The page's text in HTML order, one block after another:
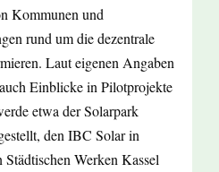
Kommunen und
rund um die dezentrale
Laut eigenen Angaben
Einblicke in Pilotprojekte
etwa der Solarpark
den IBC Solar in
Werken Kassel